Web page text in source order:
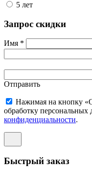
5 лет
Запрос скидки
Имя *
Отправить
Нажимая на кнопку
обработку
конфиденциальности.
Быстрый заказ